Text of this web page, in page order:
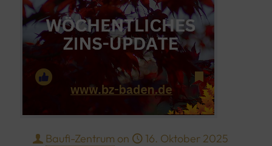
Baufi-Zentrum on 16. Oktober 2025